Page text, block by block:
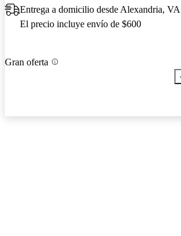
Entrega a domicilio desde Alexandria, VA
El precio incluye envío de $600
Gran oferta